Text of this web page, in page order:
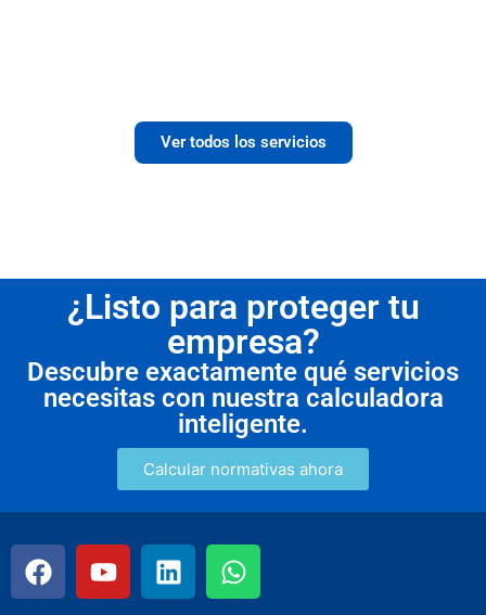
Ver todos los servicios
¿Listo para proteger tu
empresa?
Descubre exactamente qué servicios
necesitas con nuestra calculadora
inteligente.
Calcular normativas ahora